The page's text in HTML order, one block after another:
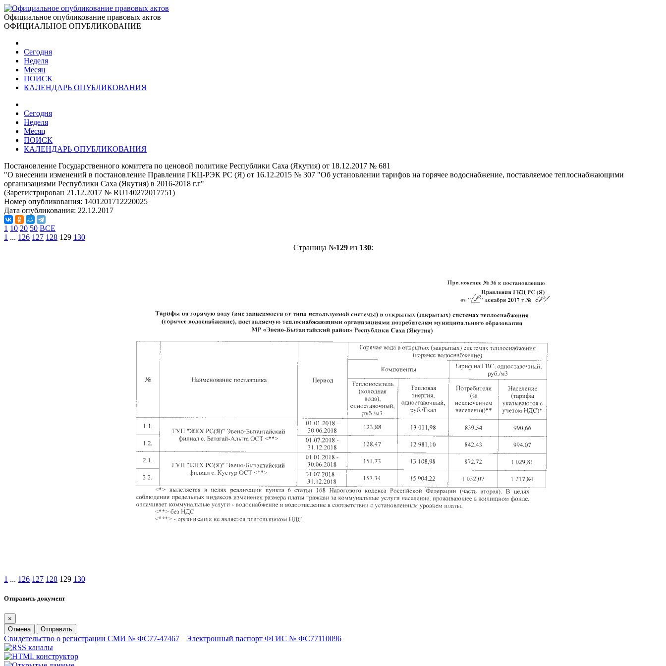
Официальное опубликование правовых актов
ОФИЦИАЛЬНОЕ ОПУБЛИКОВАНИЕ
Сегодня
Неделя
Месяц
ПОИСК
КАЛЕНДАРЬ ОПУБЛИКОВАНИЯ
Сегодня
Неделя
Месяц
ПОИСК
КАЛЕНДАРЬ ОПУБЛИКОВАНИЯ
Постановление Государственного комитета по ценовой политике Республики Саха (Якутия) от 18.12.2017 № 681
"О внесении изменений в постановление Правления ГКЦ-РЭК РС (Я) от 16.12.2015 № 307 "Об установлении тарифов на горячее водоснабжение, поставляемое теплоснабжающими
организациями Республики Саха (Якутия) в 2016-2018 г.г"
(Зарегистрирован 21.12.2017 № RU140272017751)
Номер опубликования: 1401201712220025
Дата опубликования: 22.12.2017
1 10 20 50 ВСЕ
1 ... 126 127 128 129 130
Страница №129из 130:
1 ... 126 127 128 129 130
Отправить документ
×
Отмена
Отправить
Свидетельство о регистрации СМИ № ФС77-47467 Электронный паспорт ФГИС № ФС77110096